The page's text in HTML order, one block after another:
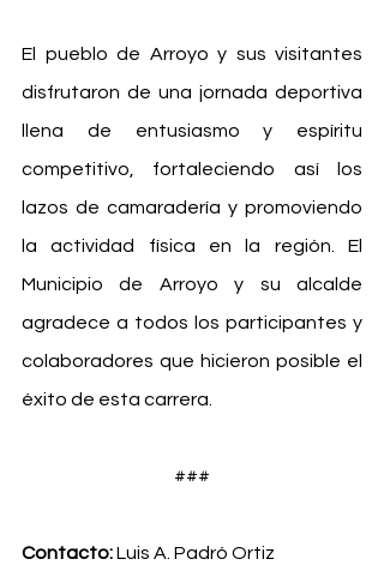
El pueblo de Arroyo y sus visitantes
disfrutaron de una jornada deportiva
llena de entusiasmo y espíritu
competitivo, fortaleciendo así los
lazos de camaradería y promoviendo
la actividad física en la región. El
Municipio de Arroyo y su alcalde
agradece a todos los participantes y
colaboradores que hicieron posible el
éxito de esta carrera.
###
Contacto: Luis A. Padró Ortiz